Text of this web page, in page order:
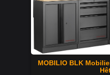
MOBILIO BLK